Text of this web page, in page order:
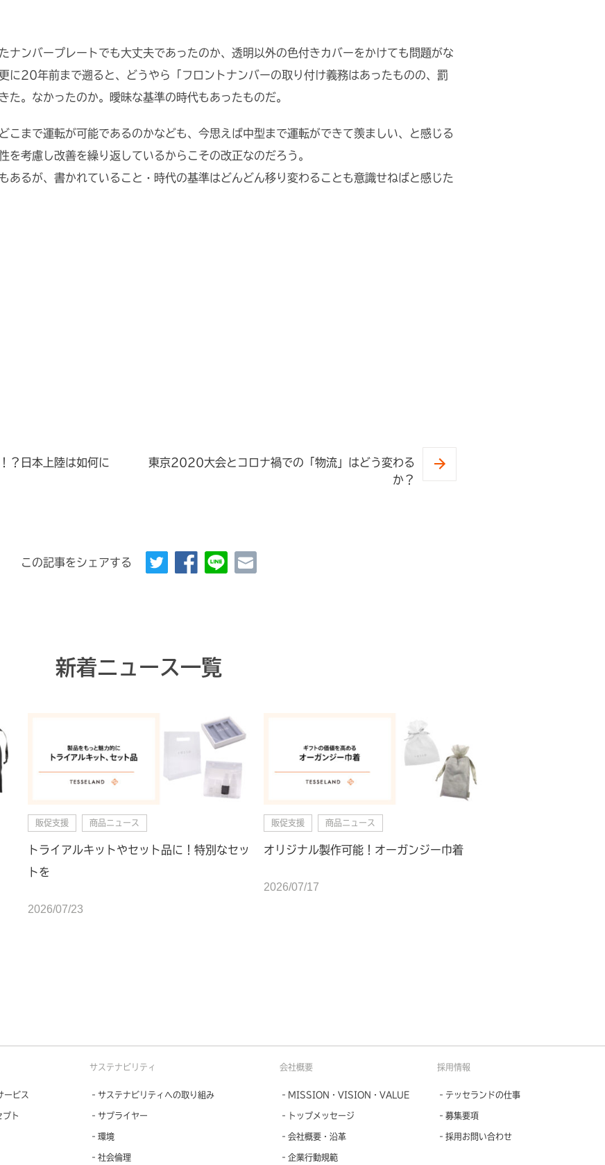
ンバープレートでも大丈夫であったのか、透明以外の色付きカバーをかけても問題がな
に20年前まで遡ると、どうやら「フロントナンバーの取り付け義務はあったものの、罰
た。なかったのか。曖昧な基準の時代もあったものだ。
こまで運転が可能であるのかなども、今思えば中型まで運転ができて羨ましい、と感じる
を考慮し改善を繰り返しているからこその改正なのだろう。
あるが、書かれていること・時代の基準はどんどん移り変わることも意識せねばと感じた
？日本上陸は如何に
東京2020大会とコロナ禍での「物流」はどう変わる
か？
この記事をシェアする
新着ニュース一覧
2026/07/23
販促支援 商品ニュース
トライアルキットやセット品に！特別なセッ
トを
2026/07/17
販促支援 商品ニュース
オリジナル製作可能！オーガンジー巾着
ービス
プト
サステナビリティ
‐サステナビリティへの取り組み
‐サプライヤー
‐環境
‐社会倫理
会社概要
‐MISSION・VISION・VALUE
‐トップメッセージ
‐会社概要・沿革
‐企業行動規範
採用情報
‐テッセランドの仕事
‐募集要項
‐採用お問い合わせ